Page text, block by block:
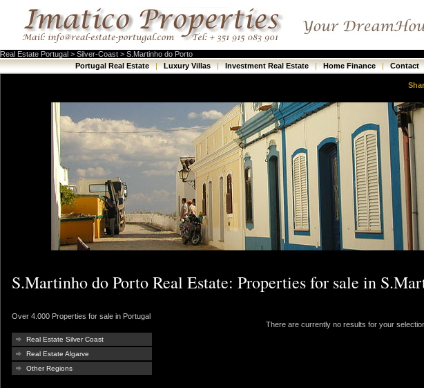
Real Estate Portugal > Silver-Coast > S.Martinho do Porto
Portugal Real Estate | Luxury Villas | Investment Real Estate | Home Finance | Contact
S.Martinho do Porto Real Estate: Properties for sale in
Over 4.000 Properties for sale in Portugal
Real Estate Silver Coast
Real Estate Algarve
Other Regions
There are currently no results for your